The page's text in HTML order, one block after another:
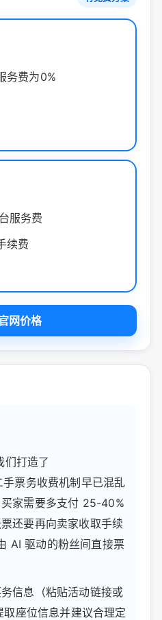
务费为0%
服务费
续费
网价格
打造了
票务收费机制早已混乱
家需要多支付 25-40%
还要再向卖家收取手续
AI 驱动的粉丝间直接票
信息（粘贴活动链接或
座位信息并建议合理定